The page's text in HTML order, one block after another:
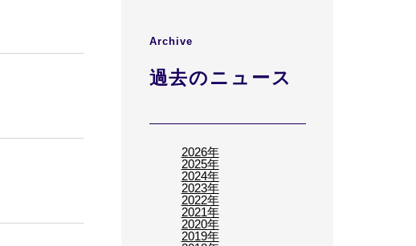
Archive
過去のニュース
2026年
2025年
2024年
2023年
2022年
2021年
2020年
2019年